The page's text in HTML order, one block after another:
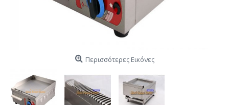
Περισσότερες Εικόνες